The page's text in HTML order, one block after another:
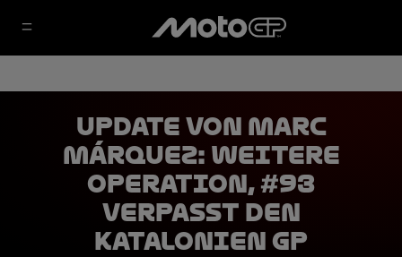
Update von Marc
Márquez: Weitere
Operation, #93
verpasst den
Katalonien GP